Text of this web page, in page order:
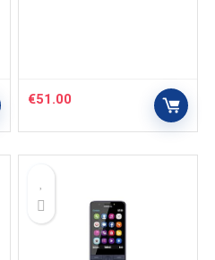
€51.00